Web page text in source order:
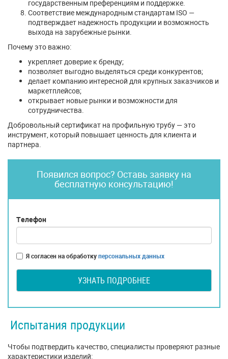
государственным преференциям и поддержке.
Соответствие международным стандартам ISO —
подтверждает надежность продукции и возможность
выхода на зарубежные рынки.
Почему это важно:
укрепляет доверие к бренду;
позволяет выгодно выделяться среди конкурентов;
делает компанию интересной для крупных заказчиков и
маркетплейсов;
открывает новые рынки и возможности для
сотрудничества.
Добровольный сертификат на профильную трубу — это
инструмент, который повышает ценность для клиента и
партнера.
Появился вопрос? Оставь заявку на
бесплатную консультацию!
Телефон
Я согласен на обработкуперсональных данных
УЗНАТЬ ПОДРОБНЕЕ
Испытания продукции
Чтобы подтвердить качество, специалисты проверяют разные
характеристики изделий: